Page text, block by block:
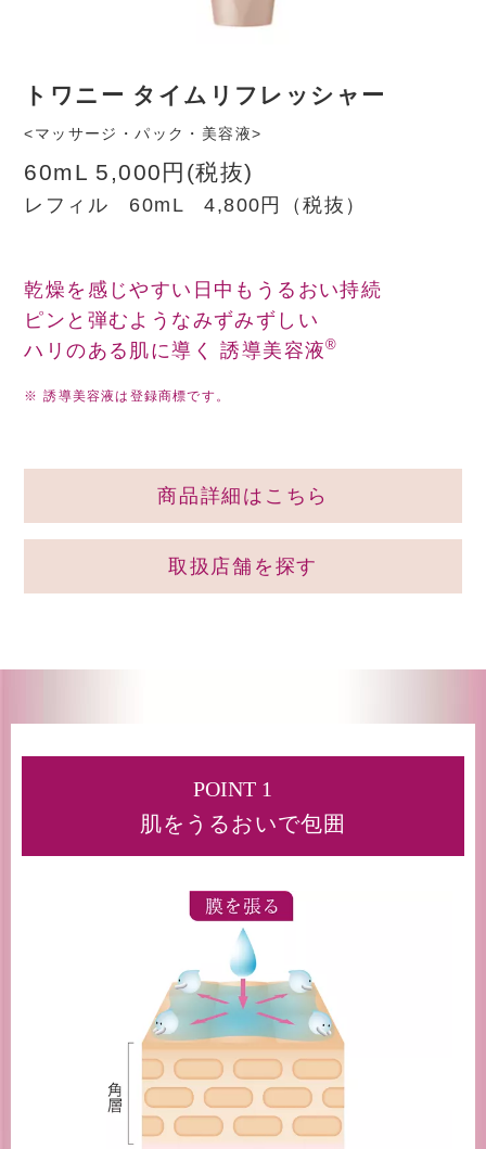
トワニー タイムリフレッシャー
<マッサージ・パック・美容液>
60mL 5,000円(税抜)
レフィル 60mL 4,800円（税抜）
乾燥を感じやすい日中もうるおい持続
ピンと弾むようなみずみずしい
ハリのある肌に導く 誘導美容液®
※ 誘導美容液は登録商標です。
商品詳細はこちら
取扱店舗を探す
POINT 1
肌をうるおいで包囲